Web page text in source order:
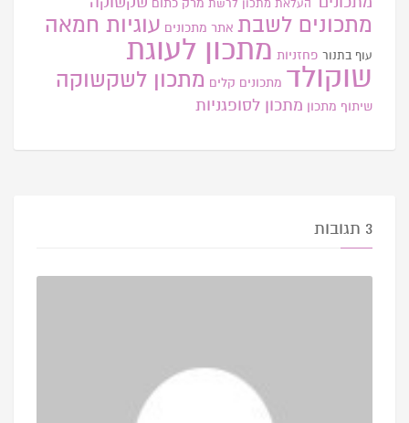
העלאת מתכון לרשת מרק כתום
מתכונים לשבת אתר מתכונים עוגיות חמאה
עוף בתנור פחזניות מתכון לעוגת
שוקולד מתכונים קלים מתכון לשקשוקה
שיתוף מתכון מתכון לסופגניות
3 תגובות